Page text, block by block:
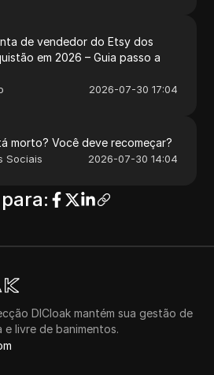
de vendedor do Etsy dos
em 2026 – Guia passo a
2026-07-30 17:04
morto? Você deve recomeçar?
Sociais 2026-07-30 14:04
:
DICloak mantém sua gestão de
livre de banimentos.